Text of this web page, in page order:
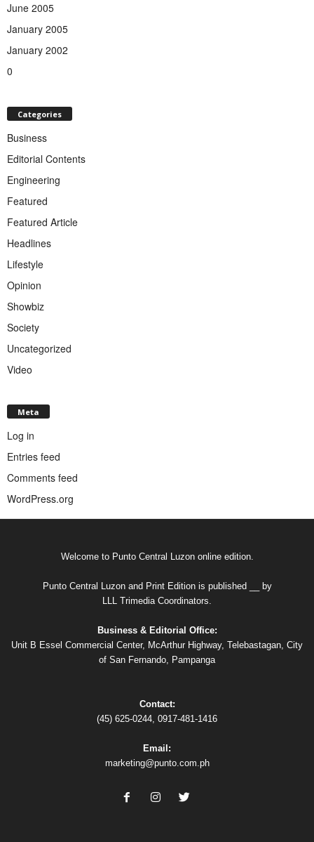
June 2005
January 2005
January 2002
0
Categories
Business
Editorial Contents
Engineering
Featured
Featured Article
Headlines
Lifestyle
Opinion
Showbiz
Society
Uncategorized
Video
Meta
Log in
Entries feed
Comments feed
WordPress.org
Welcome to Punto Central Luzon online edition.
Punto Central Luzon and Print Edition is published __ by
LLL Trimedia Coordinators.
Business & Editorial Office:
Unit B Essel Commercial Center, McArthur Highway, Telebastagan, City
of San Fernando, Pampanga
Contact:
(45) 625-0244, 0917-481-1416
Email:
marketing@punto.com.ph